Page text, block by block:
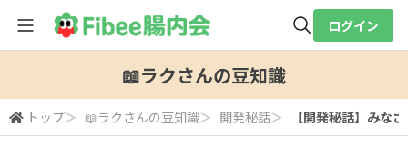
検索
ログイン
📖ラクさんの豆知識
トップ＞ 📖ラクさんの豆知識＞ 開発秘話＞ 【開発秘話】みな